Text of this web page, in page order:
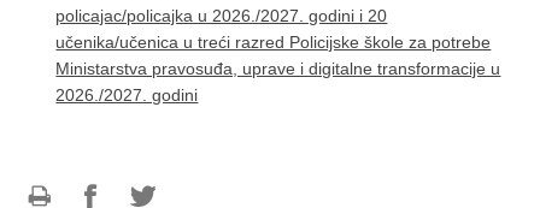
policajac/policajka u 2026./2027. godini i 20
učenika/učenica u treći razred Policijske škole za potrebe
Ministarstva pravosuđa, uprave i digitalne transformacije u
2026./2027. godini